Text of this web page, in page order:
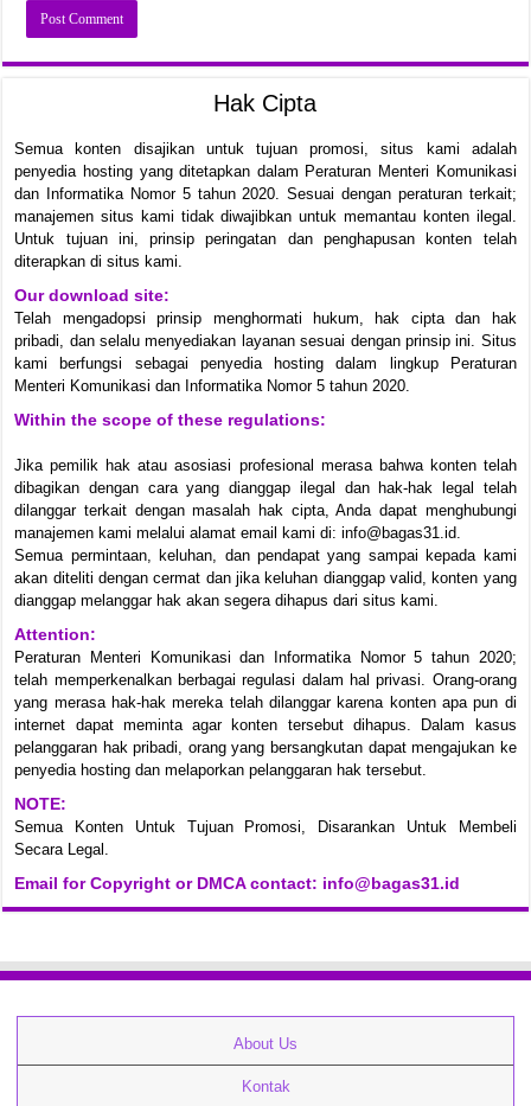
Hak Cipta
Semua konten disajikan untuk tujuan promosi, situs kami adalah
penyedia hosting yang ditetapkan dalam Peraturan Menteri Komunikasi
dan Informatika Nomor 5 tahun 2020. Sesuai dengan peraturan terkait;
manajemen situs kami tidak diwajibkan untuk memantau konten ilegal.
Untuk tujuan ini, prinsip peringatan dan penghapusan konten telah
diterapkan di situs kami.
Our download site:
Telah mengadopsi prinsip menghormati hukum, hak cipta dan hak
pribadi, dan selalu menyediakan layanan sesuai dengan prinsip ini. Situs
kami berfungsi sebagai penyedia hosting dalam lingkup Peraturan
Menteri Komunikasi dan Informatika Nomor 5 tahun 2020.
Within the scope of these regulations:
Jika pemilik hak atau asosiasi profesional merasa bahwa konten telah
dibagikan dengan cara yang dianggap ilegal dan hak-hak legal telah
dilanggar terkait dengan masalah hak cipta, Anda dapat menghubungi
manajemen kami melalui alamat email kami di: info@bagas31.id.
Semua permintaan, keluhan, dan pendapat yang sampai kepada kami
akan diteliti dengan cermat dan jika keluhan dianggap valid, konten yang
dianggap melanggar hak akan segera dihapus dari situs kami.
Attention:
Peraturan Menteri Komunikasi dan Informatika Nomor 5 tahun 2020;
telah memperkenalkan berbagai regulasi dalam hal privasi. Orang-orang
yang merasa hak-hak mereka telah dilanggar karena konten apa pun di
internet dapat meminta agar konten tersebut dihapus. Dalam kasus
pelanggaran hak pribadi, orang yang bersangkutan dapat mengajukan ke
penyedia hosting dan melaporkan pelanggaran hak tersebut.
NOTE:
Semua Konten Untuk Tujuan Promosi, Disarankan Untuk Membeli
Secara Legal.
Email for Copyright or DMCA contact: info@bagas31.id
About Us
Kontak